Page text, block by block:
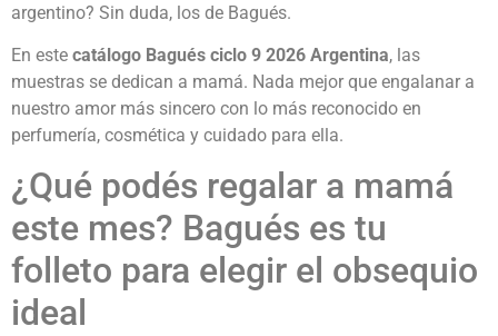
argentino? Sin duda, los de Bagués.
En este catálogo Bagués ciclo 9 2026 Argentina, las
muestras se dedican a mamá. Nada mejor que engalanar a
nuestro amor más sincero con lo más reconocido en
perfumería, cosmética y cuidado para ella.
¿Qué podés regalar a mamá
este mes? Bagués es tu
folleto para elegir el obsequio
ideal